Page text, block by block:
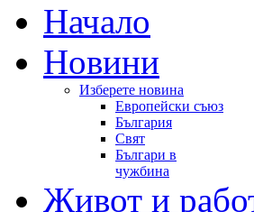
Начало
Новини
Изберете новина
Европейски съюз
България
Свят
Българи в
чужбина
Живот и